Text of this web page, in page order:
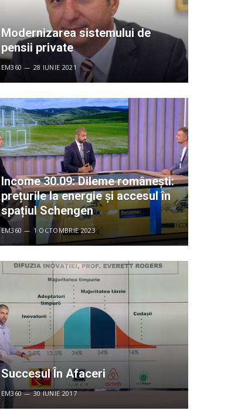
Modernizarea sistemului de
pensii private
EM360 28 IUNIE 2021
Income 30.09: Dileme românești:
prețurile la energie și accesul în
spațiul Schengen
EM360 1 OCTOMBRIE 2023
Succesul În Afaceri
EM360 30 IUNIE 2017